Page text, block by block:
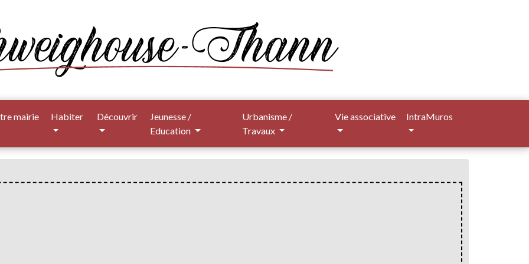
mairie Habiter Découvrir
Jeunesse /
Education
Urbanisme /
Travaux
Vie associative IntraMuros